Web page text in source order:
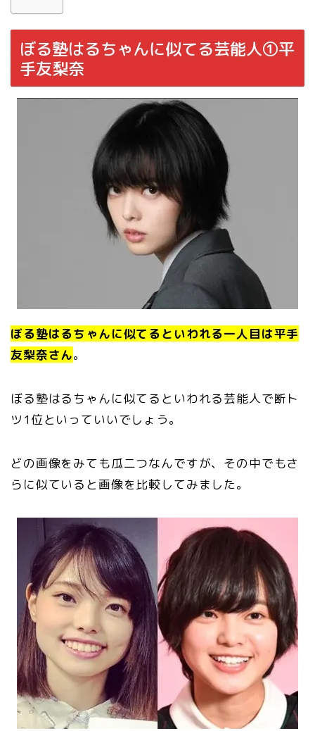
ぼる塾はるちゃんに似てる芸能人①平
手友梨奈
ぼる塾はるちゃんに似てるといわれる一人目は平手
友梨奈さん。
ぼる塾はるちゃんに似てるといわれる芸能人で断ト
ツ1位といっていいでしょう。
どの画像をみても瓜二つなんですが、その中でもさ
らに似ていると画像を比較してみました。